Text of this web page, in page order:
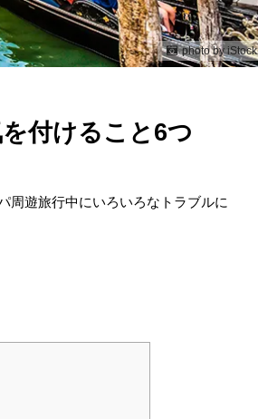
photo by iStock
付けること6つ
周遊旅行中にいろいろなトラブルに